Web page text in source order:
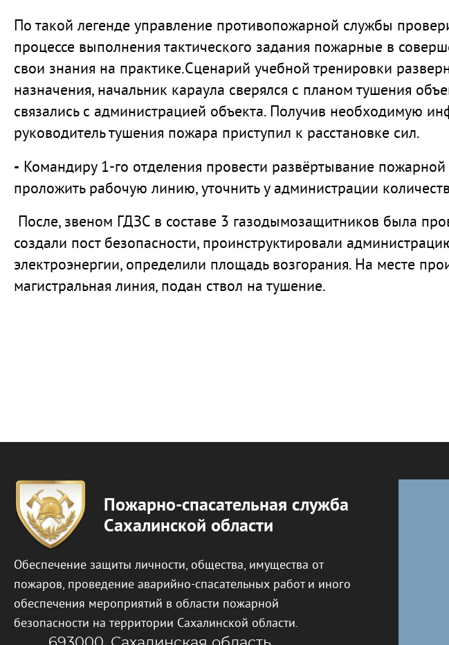
По такой легенде управление противопожарной службы
процессе выполнения тактического задания пожарные в
свои знания на практике.Сценарий учебной тренировки
назначения, начальник караула сверялся с планом тушения
связались с администрацией объекта. Получив необходимую
руководитель тушения пожара приступил к расстановке сил.
- Командиру 1-го отделения провести развёртывание
проложить рабочую линию, уточнить у администрации
После, звеном ГДЗС в составе 3 газодымозащитников была
создали пост безопасности, проинструктировали
электроэнергии, определили площадь возгорания. На месте
магистральная линия, подан ствол на тушение.
Пожарно-спасательная служба
Сахалинской области
Обеспечение защиты личности, общества, имущества от
пожаров, проведение аварийно-спасательных работ и иного
обеспечения мероприятий в области пожарной
безопасности на территории Сахалинской области.